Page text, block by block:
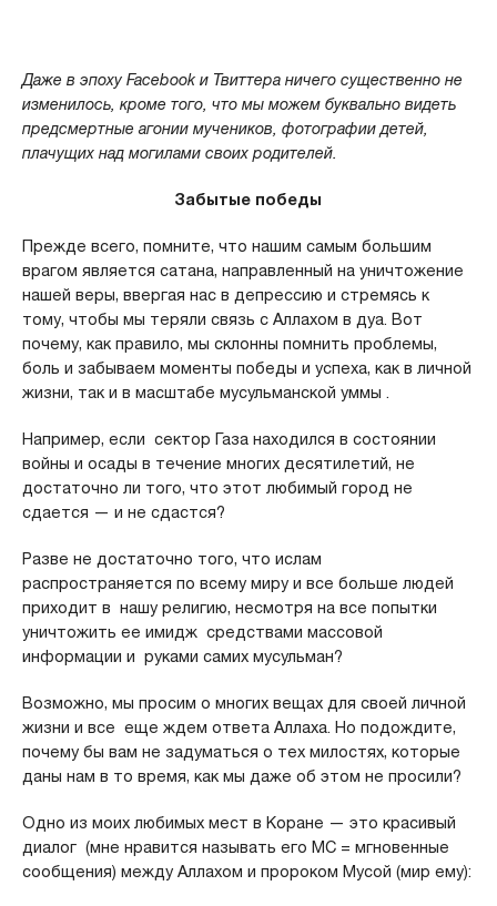
Даже в эпоху Facebook и Твиттера ничего существенно не
изменилось, кроме того, что мы можем буквально видеть
предсмертные агонии мучеников, фотографии детей,
плачущих над могилами своих родителей.
Забытые победы
Прежде всего, помните, что нашим самым большим
врагом является сатана, направленный на уничтожение
нашей веры, ввергая нас в депрессию и стремясь к
тому, чтобы мы теряли связь с Аллахом в дуа. Вот
почему, как правило, мы склонны помнить проблемы,
боль и забываем моменты победы и успеха, как в личной
жизни, так и в масштабе мусульманской уммы .
Например, если сектор Газа находился в состоянии
войны и осады в течение многих десятилетий, не
достаточно ли того, что этот любимый город не
сдается — и не сдастся?
Разве не достаточно того, что ислам
распространяется по всему миру и все больше людей
приходит в нашу религию, несмотря на все попытки
уничтожить ее имидж средствами массовой
информации и руками самих мусульман?
Возможно, мы просим о многих вещах для своей личной
жизни и все еще ждем ответа Аллаха. Но подождите,
почему бы вам не задуматься о тех милостях, которые
даны нам в то время, как мы даже об этом не просили?
Одно из моих любимых мест в Коране — это красивый
диалог (мне нравится называть его МС = мгновенные
сообщения) между Аллахом и пророком Мусой (мир ему):